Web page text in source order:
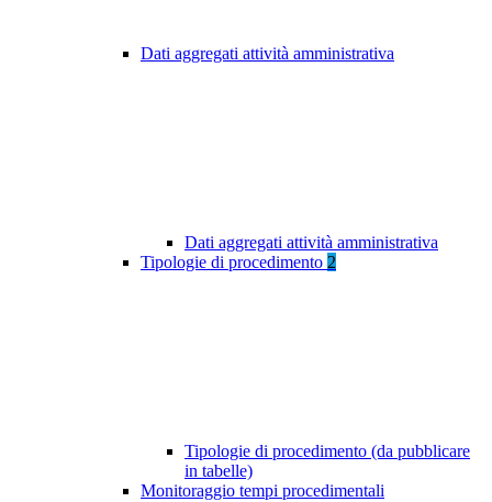
Dati aggregati attività amministrativa
Dati aggregati attività amministrativa
Tipologie di procedimento 2
Tipologie di procedimento (da pubblicare
in tabelle)
Monitoraggio tempi procedimentali